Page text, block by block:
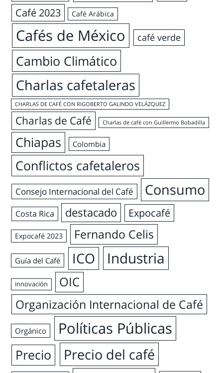
Café 2023 Café Arábica
Cafés de México café verde
Cambio Climático
Charlas cafetaleras
CHARLAS DE CAFÉ CON RIGOBERTO GALINDO VELÁZQUEZ
Charlas de Café Charlas de café con Guillermo Bobadilla
Chiapas Colombia
Conflictos cafetaleros
Consejo Internacional del Café Consumo
Costa Rica destacado Expocafé
Expocafé 2023 Fernando Celis
Guía del Café ICO Industria
innovación
OIC
Organización Internacional de Café
Orgánico Políticas Públicas
Precio Precio del café